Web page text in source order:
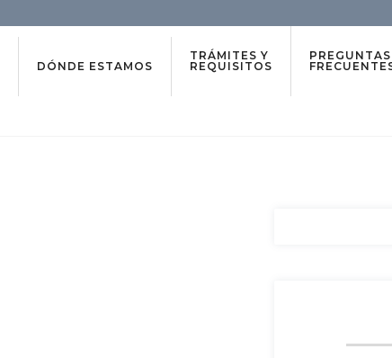
DÓNDE ESTAMOS
TRÁMITES Y
REQUISITOS
PREGUNTAS